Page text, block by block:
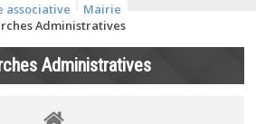
associative
Mairie
Administratives
Administratives